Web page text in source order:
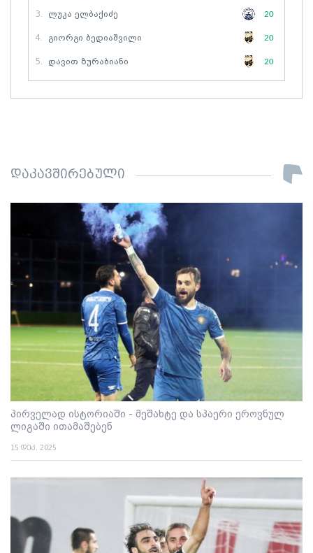
3. Ლუკა Ელბაქიძე 20
4. Გიორგი Ბედიაშვილი 20
5. Დავით Ზურაბიანი 20
დაკავშირებული
პირველად ისტორიაში - მეშახტე და სპაერი ეროვნულ
ლიგაში ითამაშებენ
15 დეკ. 2025